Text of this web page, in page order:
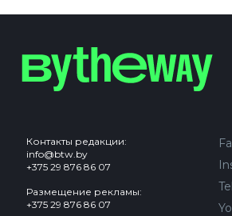
Контакты редакции:
info@btw.by
+375 29 876 86 07
Размещение рекламы:
+375 29 876 86 07